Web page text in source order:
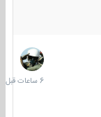
6
ساعات
قبل